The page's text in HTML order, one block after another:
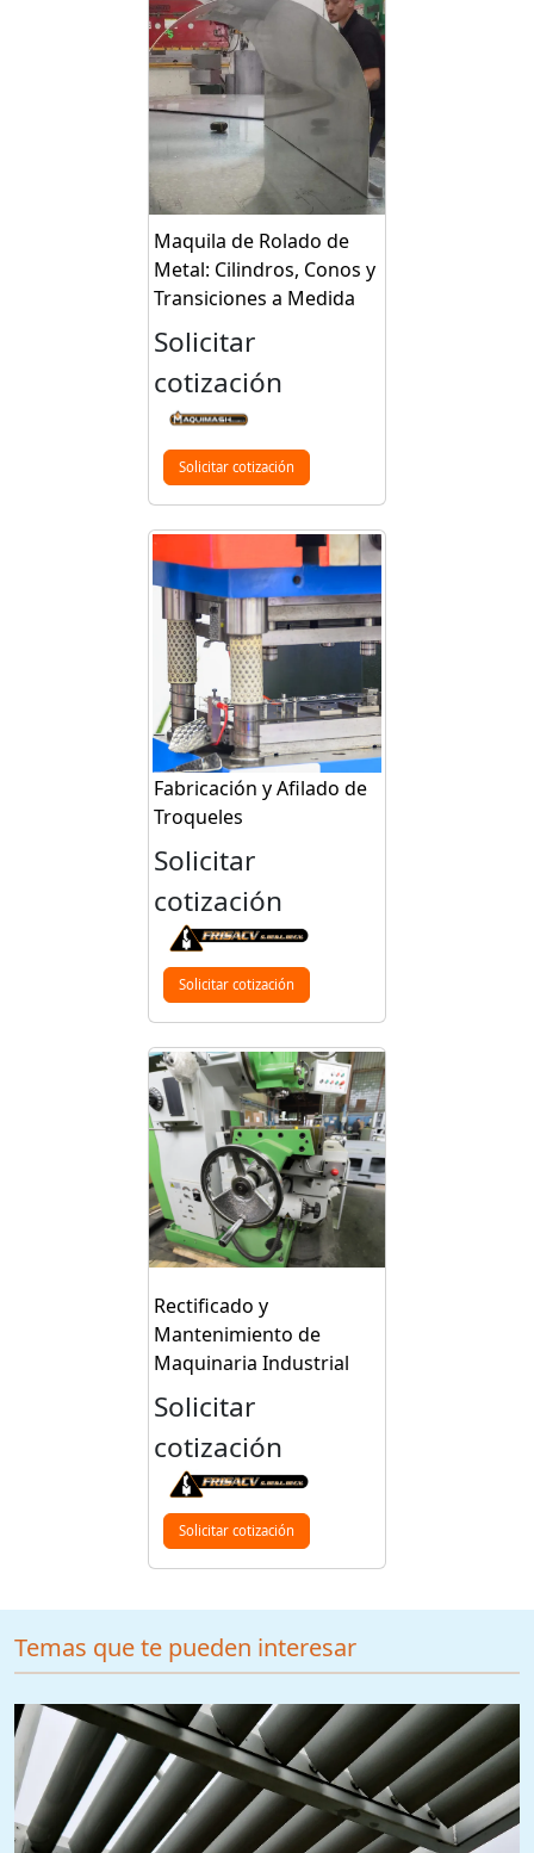
Maquila de Rolado de
Metal: Cilindros, Conos y
Transiciones a Medida
Solicitar
cotización
Solicitar cotización
Fabricación y Afilado de
Troqueles
Solicitar
cotización
Solicitar cotización
Rectificado y
Mantenimiento de
Maquinaria Industrial
Solicitar
cotización
Solicitar cotización
Temas que te pueden interesar